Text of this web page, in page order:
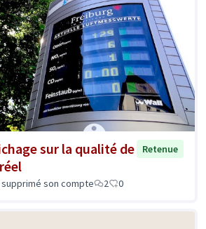
sur la qualité de
Retenue
son compte 2 0